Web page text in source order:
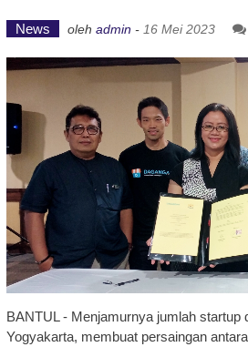
News oleh admin - 16 Mei 2023
BANTUL - Menjamurnya jumlah startup
Yogyakarta, membuat persaingan